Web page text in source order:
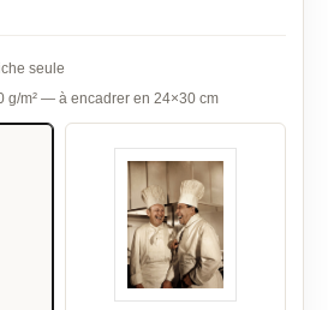
seule
g/m² — à encadrer en 24×30 cm